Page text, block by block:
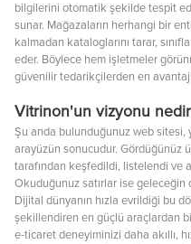
bilgilerini otomatik şekilde tespit
sunar. Mağazaların herhangi bir
kalmadan kataloglarını tarar,
eder. Böylece hem işletmeler
güvenilir tedarikçilerden en
Vitrinon'un vizyonu
Şu anda bulunduğunuz web sitesi,
arayüzün sonucudur. Gördüğünüz
tarafından keşfedildi, listelendi ve
Okuduğunuz satırlar ise
Dijital dünyanın hızla evrildiği bu
şekillendiren en güçlü araçlardan
e-ticaret deneyiminizi daha akıllı,